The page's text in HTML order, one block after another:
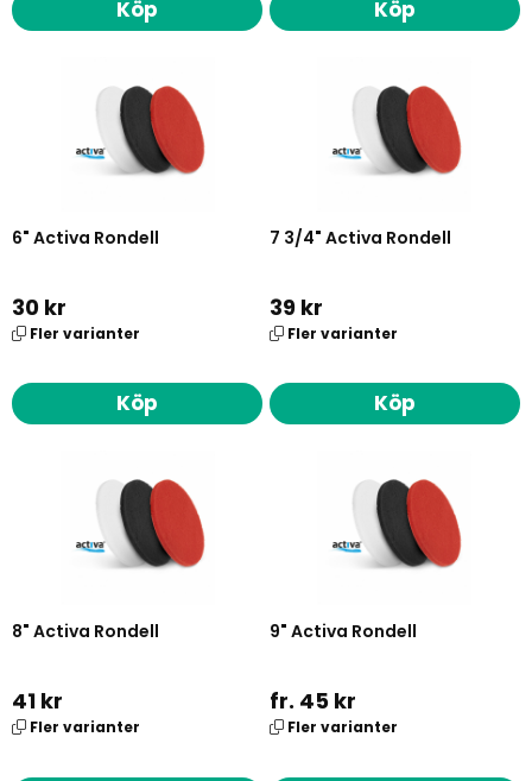
Köp Köp
6" Activa Rondell
30 kr
Fler varianter
Köp
7 3/4" Activa Rondell
39 kr
Fler varianter
Köp
8" Activa Rondell
41 kr
Fler varianter
9" Activa Rondell
fr. 45 kr
Fler varianter